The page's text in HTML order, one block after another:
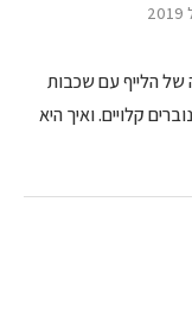
הלייף עם שכבות
קלויים. ואיך היא